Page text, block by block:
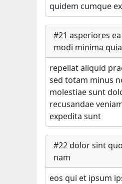
quidem cumque
#21 asperiores
modi minima
repellat aliquid
sed totam minus
molestiae sunt
recusandae
expedita sunt
#22dolor sint
nam
eos qui et ipsum